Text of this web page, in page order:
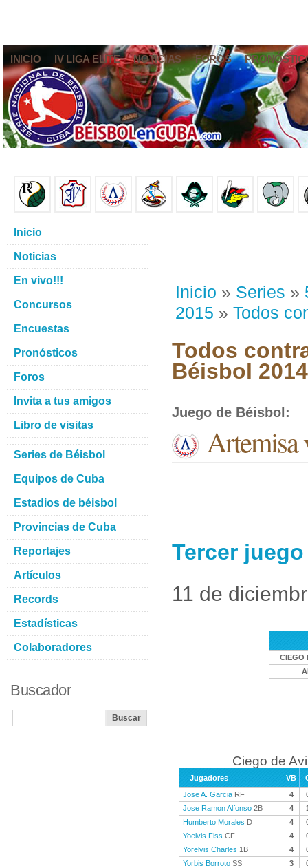
INICIO IV LIGA ELITE NOTICIAS FOROS
Inicio » Series »
2015 » Todos
Todos
Béisbol
Juego de Béisbol :
Artemisa
Tercer
11 de
CIEGO
Ciego de
Jugadores VB
Jose A. Garcia RF 4
Jose Ramon Alfonso 2B 4
Humberto Morales D 4
Yoelvis Fiss CF 4
Yorelvis Charles 1B 4
Yorbis Borroto SS 3
Inicio
Noticias
En vivo!!!
Concursos
Encuestas
Pronósticos
Foros
Invita a tus amigos
Libro de visitas
Series de Béisbol
Equipos de Cuba
Estadios de béisbol
Provincias de Cuba
Reportajes
Artículos
Records
Estadísticas
Colaboradores
Buscador